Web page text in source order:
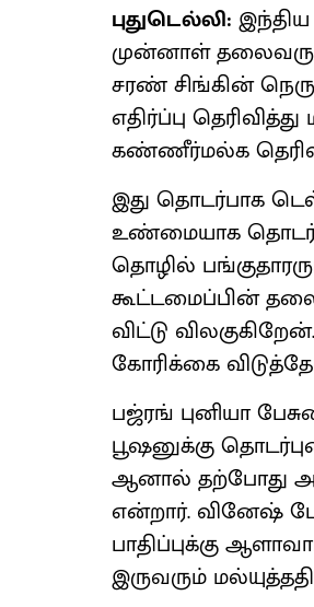
புதுடெல்லி:
முன்னாள்
சரண் சிங்கின்
எதிர்ப்பு
கண்ணீர்மல்க
இது தொடர்பாக
உண்மையாக
தொழில்
கூட்டமைப்பின்
விட்டு
கோரிக்கை
பஜ்ரங் புனியா
பூஷனுக்கு
ஆனால் தற்போது
என்றார். வினேஷ்
பாதிப்புக்கு
இருவரும்